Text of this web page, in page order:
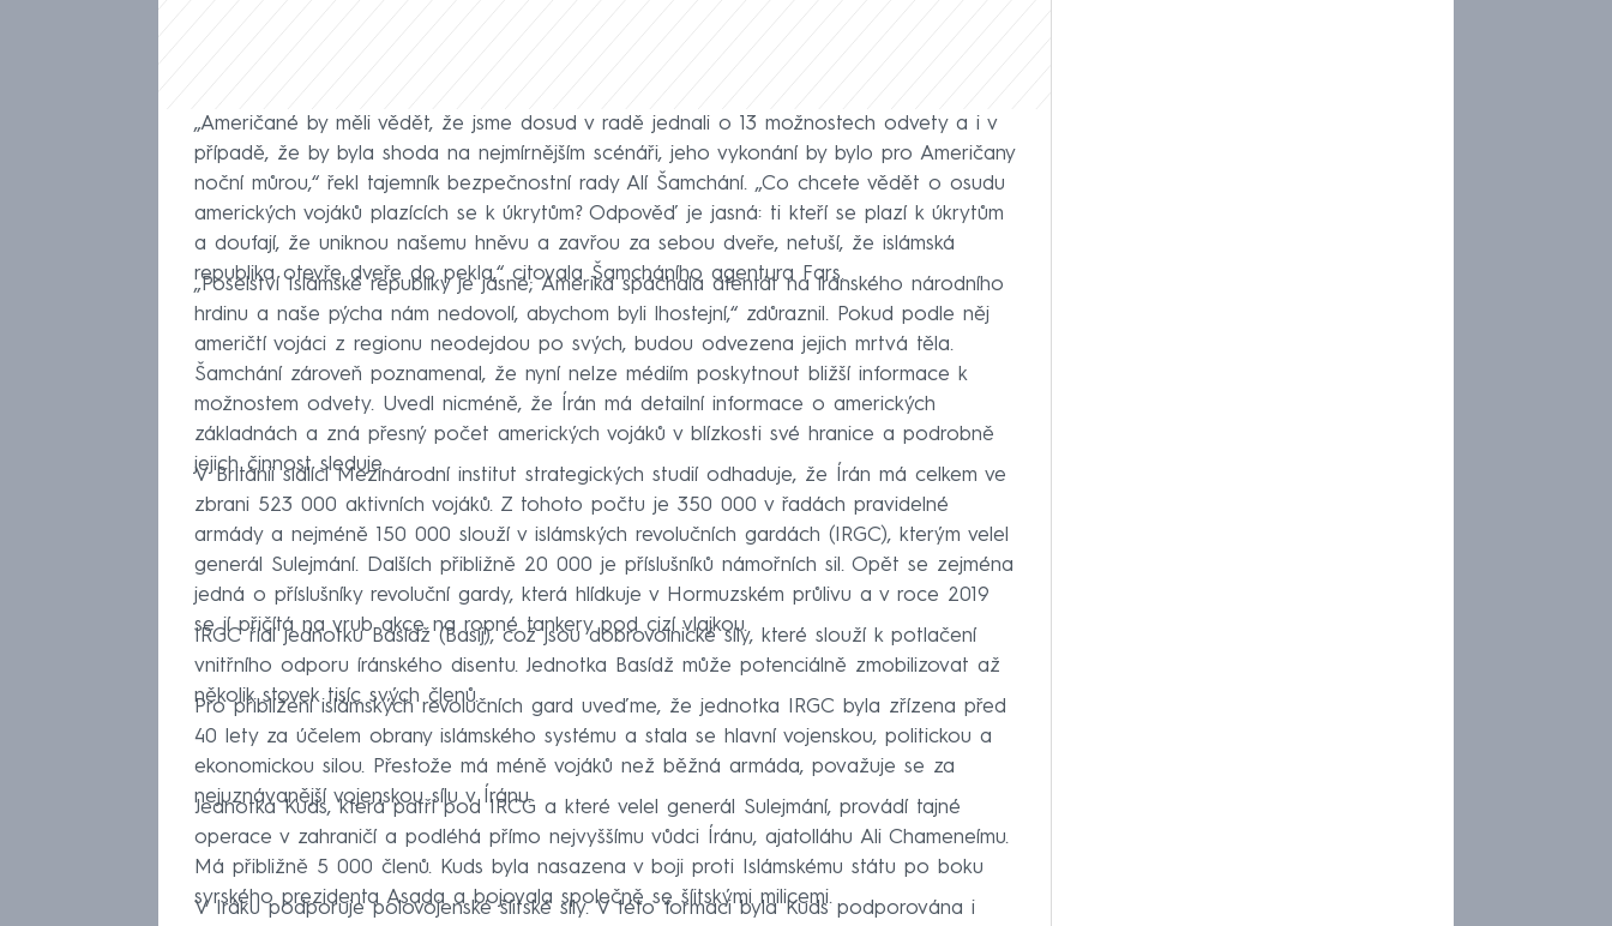
„Američané by měli vědět, že jsme dosud v radě jednali o 13 možnostech odvety a i v
případě, že by byla shoda na nejmírnějším scénáři, jeho vykonání by bylo pro Američany
noční můrou,“ řekl tajemník bezpečnostní rady Alí Šamchání. „Co chcete vědět o osudu
amerických vojáků plazících se k úkrytům? Odpověď je jasná: ti kteří se plazí k úkrytům
a doufají, že uniknou našemu hněvu a zavřou za sebou dveře, netuší, že islámská
republika otevře dveře do pekla,“ citovala Šamcháního agentura Fars.
„Poselství Islámské republiky je jasné; Amerika spáchala atentát na íránského národního
hrdinu a naše pýcha nám nedovolí, abychom byli lhostejní,“ zdůraznil. Pokud podle něj
američtí vojáci z regionu neodejdou po svých, budou odvezena jejich mrtvá těla.
Šamchání zároveň poznamenal, že nyní nelze médiím poskytnout bližší informace k
možnostem odvety. Uvedl nicméně, že Írán má detailní informace o amerických
základnách a zná přesný počet amerických vojáků v blízkosti své hranice a podrobně
jejich činnost sleduje.
V Británii sídlící Mezinárodní institut strategických studií odhaduje, že Írán má celkem ve
zbrani 523 000 aktivních vojáků. Z tohoto počtu je 350 000 v řadách pravidelné
armády a nejméně 150 000 slouží v islámských revolučních gardách (IRGC), kterým velel
generál Sulejmání. Dalších přibližně 20 000 je příslušníků námořních sil. Opět se zejména
jedná o příslušníky revoluční gardy, která hlídkuje v Hormuzském průlivu a v roce 2019
se jí přičítá na vrub akce na ropné tankery pod cizí vlajkou.
IRGC řídí jednotku Basídž (Basij), což jsou dobrovolnické síly, které slouží k potlačení
vnitřního odporu íránského disentu. Jednotka Basídž může potenciálně zmobilizovat až
několik stovek tisíc svých členů.
Pro přiblížení islámských revolučních gard uveďme, že jednotka IRGC byla zřízena před
40 lety za účelem obrany islámského systému a stala se hlavní vojenskou, politickou a
ekonomickou silou. Přestože má méně vojáků než běžná armáda, považuje se za
nejuznávanější vojenskou sílu v Íránu.
Jednotka Kuds, která patří pod IRCG a které velel generál Sulejmání, provádí tajné
operace v zahraničí a podléhá přímo nejvyššímu vůdci Íránu, ajatolláhu Ali Chameneímu.
Má přibližně 5 000 členů. Kuds byla nasazena v boji proti Islámskému státu po boku
syrského prezidenta Asada a bojovala společně se šíitskými milicemi.
V Iráku podporuje polovojenské šíitské síly. V této formaci byla Kuds podporována i